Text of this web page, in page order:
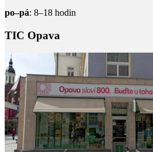
po–pá: 8–18 hodin
TIC Opava